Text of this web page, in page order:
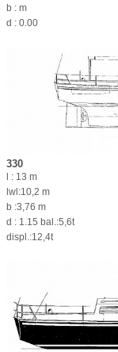
b : m
d : 0.00
330
l : 13 m
lwl:10,2 m
b :3,76 m
d : 1.15 bal.:5,6t
displ.:12,4t